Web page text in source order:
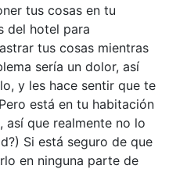
tus cosas en tu
del hotel para
tus cosas mientras
sería un dolor, así
y les hace sentir que te
está en tu habitación
así que realmente no lo
Si está seguro de que
en ninguna parte de